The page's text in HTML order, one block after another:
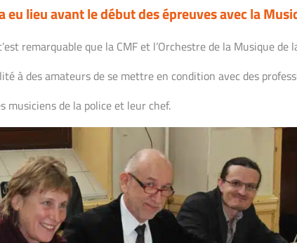
lieu avant le début des épreuves avec la
remarquable que la CMF et l’Orchestre de la Musique de
à des amateurs de se mettre en condition avec des
de la police et leur chef.